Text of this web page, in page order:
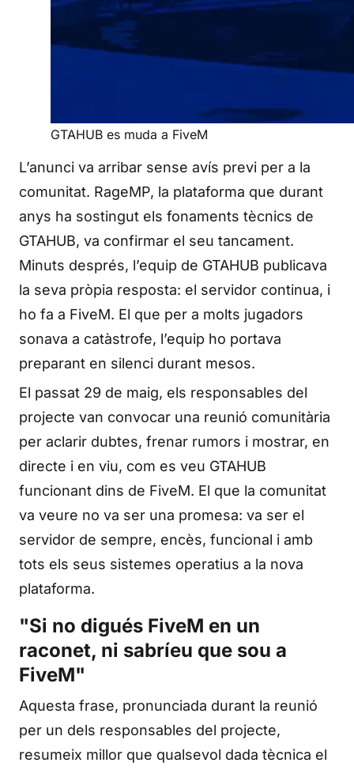
GTAHUB es muda a FiveM
L’anunci va arribar sense avís previ per a la
comunitat. RageMP, la plataforma que durant
anys ha sostingut els fonaments tècnics de
GTAHUB, va confirmar el seu tancament.
Minuts després, l’equip de GTAHUB publicava
la seva pròpia resposta: el servidor continua, i
ho fa a FiveM. El que per a molts jugadors
sonava a catàstrofe, l’equip ho portava
preparant en silenci durant mesos.
El passat 29 de maig, els responsables del
projecte van convocar una reunió comunitària
per aclarir dubtes, frenar rumors i mostrar, en
directe i en viu, com es veu GTAHUB
funcionant dins de FiveM. El que la comunitat
va veure no va ser una promesa: va ser el
servidor de sempre, encès, funcional i amb
tots els seus sistemes operatius a la nova
plataforma.
"Si no digués FiveM en un
raconet, ni sabríeu que sou a
FiveM"
Aquesta frase, pronunciada durant la reunió
per un dels responsables del projecte,
resumeix millor que qualsevol dada tècnica el